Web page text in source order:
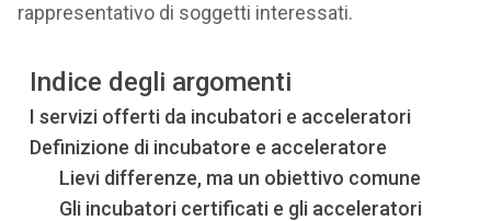
rappresentativo di soggetti interessati.
Indice degli argomenti
I servizi offerti da incubatori e acceleratori
Definizione di incubatore e acceleratore
Lievi differenze, ma un obiettivo comune
Gli incubatori certificati e gli acceleratori